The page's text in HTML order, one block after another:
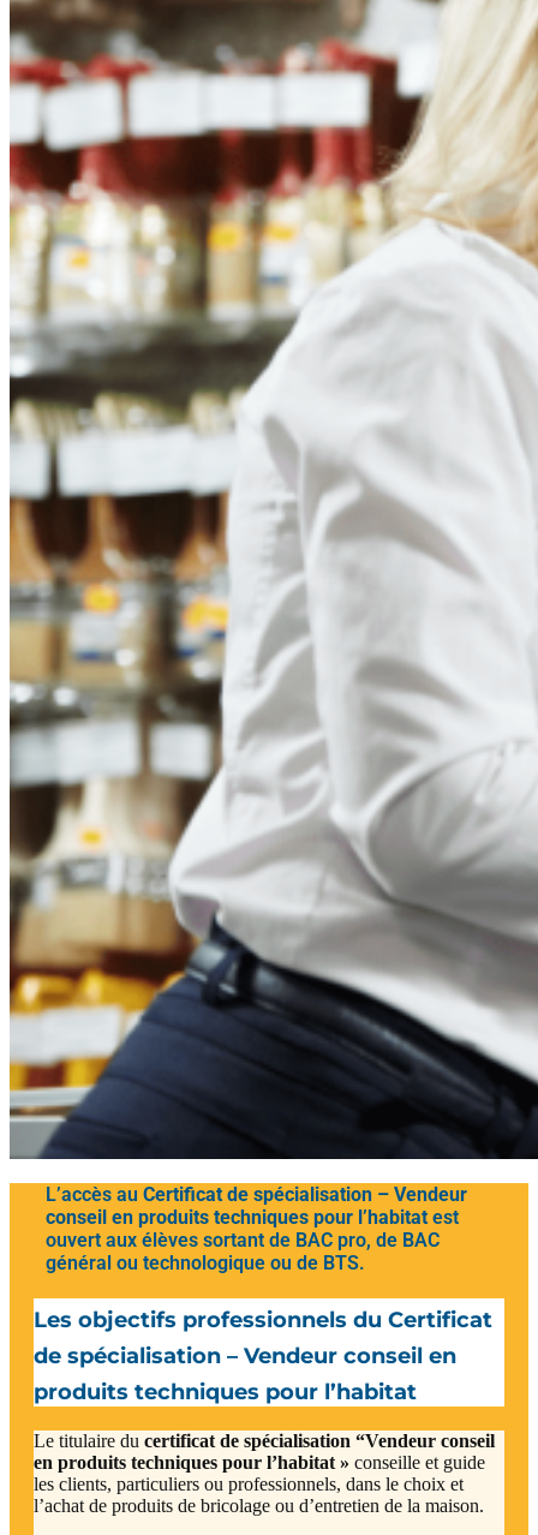
L’accès au Certificat de spécialisation – Vendeur
conseil en produits techniques pour l’habitat ​ est
ouvert aux élèves sortant de BAC pro, de BAC
général ou technologique ou de BTS.
Les objectifs professionnels du Certificat
de spécialisation – Vendeur conseil en
produits techniques pour l’habitat ​
Le titulaire du certificat de spécialisation “Vendeur conseil
en produits techniques pour l’habitat » conseille et guide
les clients, particuliers ou professionnels, dans le choix et
l’achat de produits de bricolage ou d’entretien de la maison.